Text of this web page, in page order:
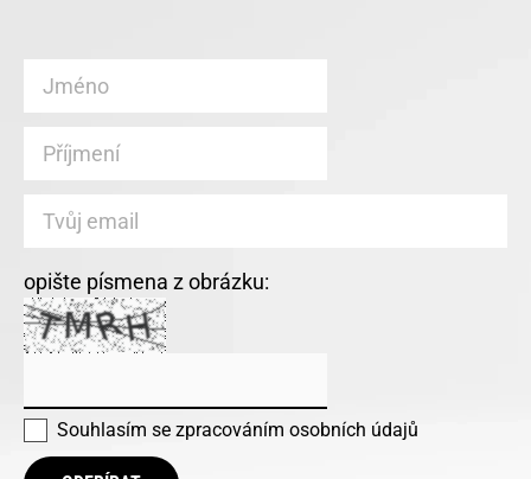
opište písmena z obrázku:
Souhlasím se zpracováním osobních údajů